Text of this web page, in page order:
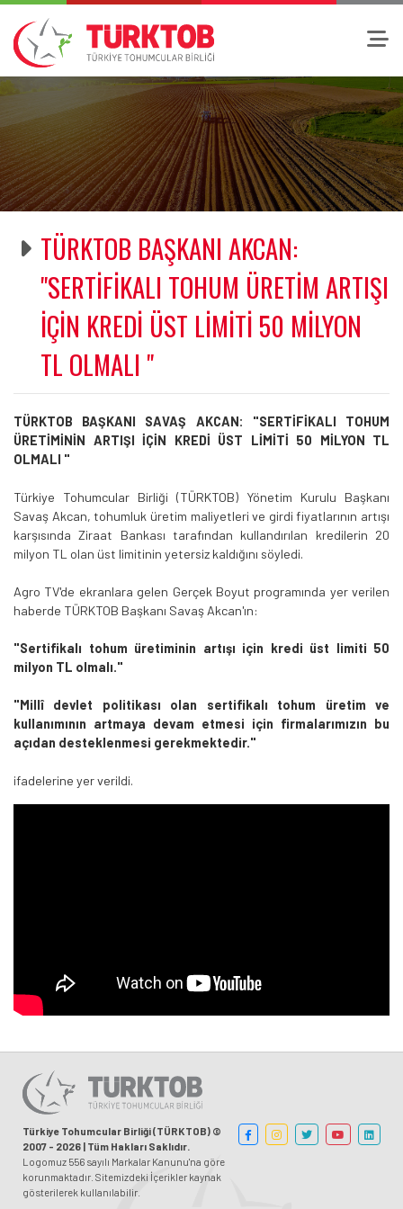
TÜRKTOB BAŞKANI AKCAN:
"SERTİFİKALI TOHUM ÜRETİM ARTIŞI
İÇİN KREDİ ÜST LİMİTİ 50 MİLYON
TL OLMALI "
TÜRKTOB BAŞKANI SAVAŞ AKCAN: "SERTİFİKALI TOHUM
ÜRETİMİNİN ARTIŞI İÇİN KREDİ ÜST LİMİTİ 50 MİLYON TL
OLMALI "
Türkiye Tohumcular Birliği (TÜRKTOB) Yönetim Kurulu Başkanı
Savaş Akcan, tohumluk üretim maliyetleri ve girdi fiyatlarının artışı
karşısında Ziraat Bankası tarafından kullandırılan kredilerin 20
milyon TL olan üst limitinin yetersiz kaldığını söyledi.
Agro TV'de ekranlara gelen Gerçek Boyut programında yer verilen
haberde TÜRKTOB Başkanı Savaş Akcan'ın:
"Sertifikalı tohum üretiminin artışı için kredi üst limiti 50
milyon TL olmalı."
"Millî devlet politikası olan sertifikalı tohum üretim ve
kullanımının artmaya devam etmesi için firmalarımızın bu
açıdan desteklenmesi gerekmektedir."
ifadelerine yer verildi.
Türkiye Tohumcular Birliği (TÜRKTOB) ©
2007 - 2026 | Tüm Hakları Saklıdır.
Logomuz 556 sayılı Markalar Kanunu'na göre
korunmaktadır. Sitemizdeki İçerikler kaynak
gösterilerek kullanılabilir.